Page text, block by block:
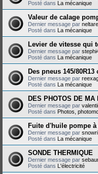
Posté dans La mécanique
Valeur de calage
Dernier message par
Posté dans La mécanique
Levier de vitesse qui
Dernier message par
Posté dans La mécanique
Des pneus 145/
Dernier message par
Posté dans La mécanique
DES PHOTOS DE MA
Dernier message par
Posté dans Photos,
Fuite d'huile pompe à
Dernier message par
Posté dans La mécanique
SONDE THERMIQUE
Dernier message par
Posté dans L'électricité